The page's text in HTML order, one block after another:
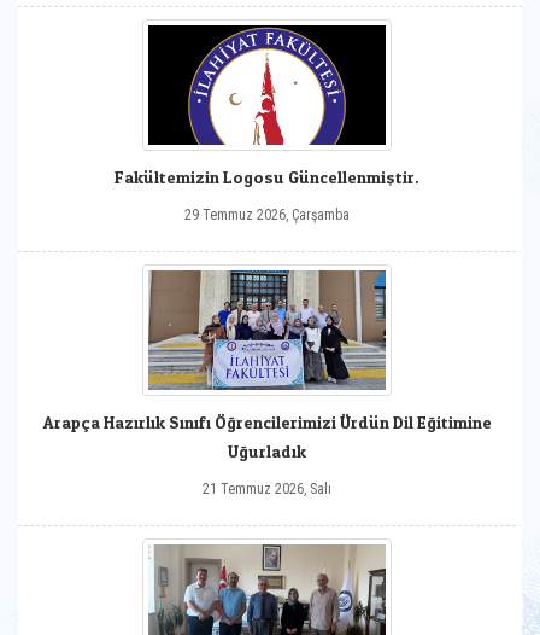
Fakültemizin Logosu Güncellenmiştir.
29 Temmuz 2026, Çarşamba
Arapça Hazırlık Sınıfı Öğrencilerimizi Ürdün Dil Eğitimine
Uğurladık
21 Temmuz 2026, Salı